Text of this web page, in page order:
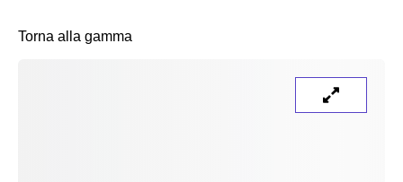
Torna alla gamma